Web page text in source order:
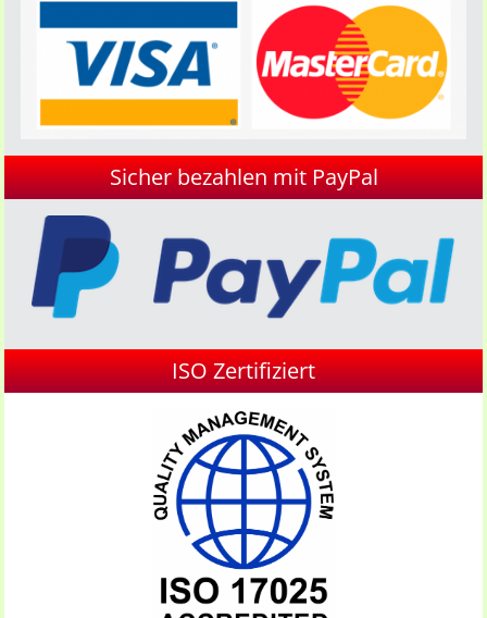
Sicher bezahlen mit PayPal
ISO Zertifiziert